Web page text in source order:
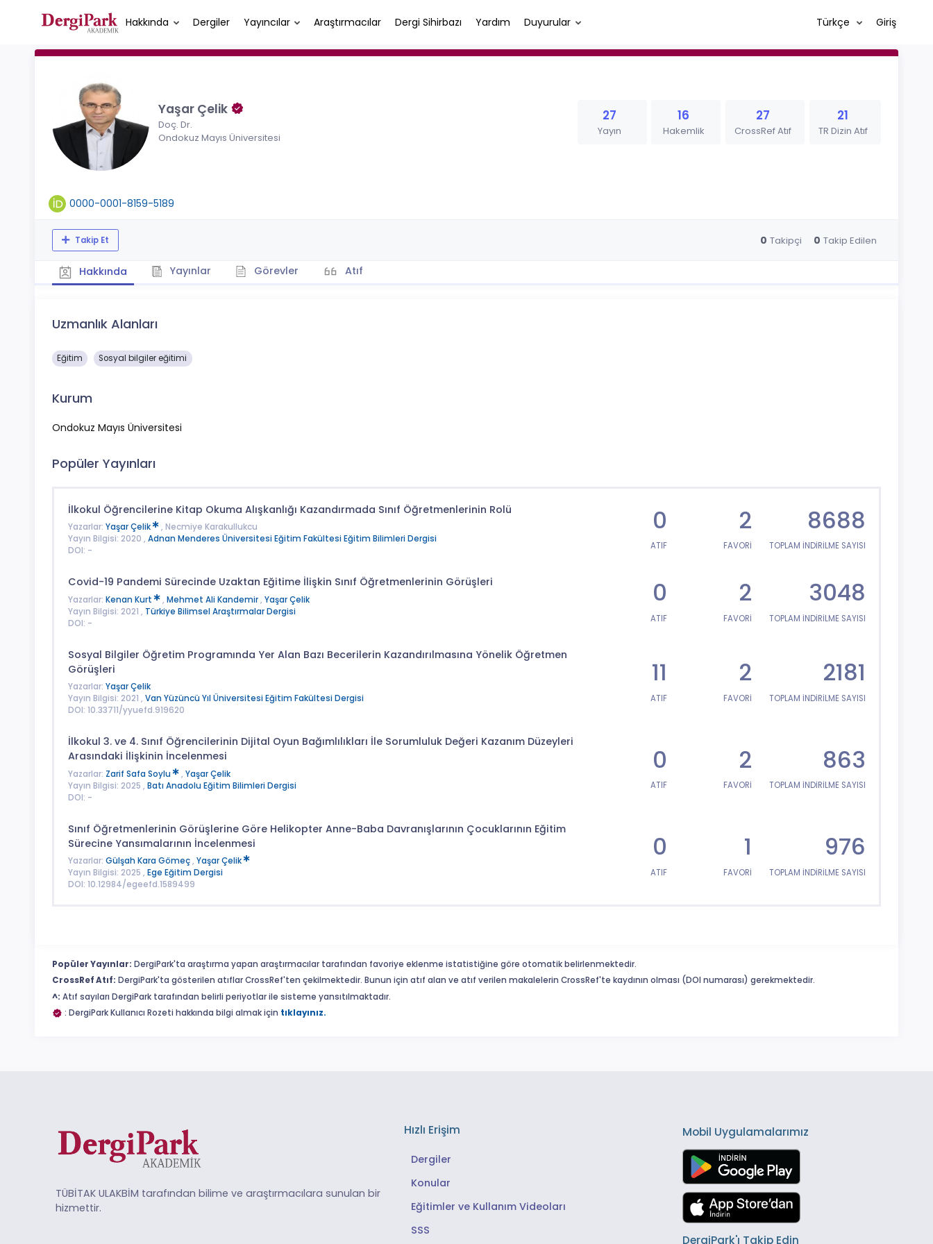
Hakkında Dergiler Yayıncılar Araştırmacılar Dergi Sihirbazı Yardım Duyurular Türkçe Giriş
Yaşar Çelik
Doç. Dr.
Ondokuz Mayıs Üniversitesi
27
Yayın
16
Hakemlik
27
CrossRef Atıf
21
TR Dizin Atıf
0000-0001-8159-5189
Takip Et 0 Takipçi 0 Takip Edilen
Hakkında Yayınlar Görevler Atıf
Uzmanlık Alanları
Eğitim Sosyal bilgiler eğitimi
Kurum
Ondokuz Mayıs Üniversitesi
Popüler Yayınları
İlkokul Öğrencilerine Kitap Okuma Alışkanlığı Kazandırmada Sınıf Öğretmenlerinin Rolü
Yazarlar: Yaşar Çelik
, Necmiye Karakullukcu
Yayın Bilgisi: 2020 , Adnan Menderes Üniversitesi Eğitim Fakültesi Eğitim Bilimleri Dergisi
DOI: -
0
ATIF
2
FAVORİ
8688
TOPLAM İNDİRİLME SAYISI
Covid-19 Pandemi Sürecinde Uzaktan Eğitime İlişkin Sınıf Öğretmenlerinin Görüşleri
Yazarlar: Kenan Kurt , Mehmet Ali Kandemir, Yaşar Çelik
Yayın Bilgisi: 2021 , Türkiye Bilimsel Araştırmalar Dergisi
DOI: -
0
ATIF
2
FAVORİ
3048
TOPLAM İNDİRİLME SAYISI
Sosyal Bilgiler Öğretim Programında Yer Alan Bazı Becerilerin Kazandırılmasına Yönelik Öğretmen
Görüşleri
Yazarlar: Yaşar Çelik
Yayın Bilgisi: 2021 , Van Yüzüncü Yıl Üniversitesi Eğitim Fakültesi Dergisi
DOI: 10.33711/yyuefd.919620
11
ATIF
2
FAVORİ
2181
TOPLAM İNDİRİLME SAYISI
İlkokul 3. ve 4. Sınıf Öğrencilerinin Dijital Oyun Bağımlılıkları İle Sorumluluk Değeri Kazanım Düzeyleri
Arasındaki İlişkinin İncelenmesi
Yazarlar: Zarif Safa Soylu , Yaşar Çelik
Yayın Bilgisi: 2025 , Batı Anadolu Eğitim Bilimleri Dergisi
DOI: -
0
ATIF
2
FAVORİ
863
TOPLAM İNDİRİLME SAYISI
Sınıf Öğretmenlerinin Görüşlerine Göre Helikopter Anne-Baba Davranışlarının Çocuklarının Eğitim
‎Sürecine Yansımalarının İncelenmesi
Yazarlar: Gülşah Kara Gömeç, Yaşar Çelik
Yayın Bilgisi: 2025 , Ege Eğitim Dergisi
DOI: 10.12984/egeefd.1589499
0
ATIF
1
FAVORİ
976
TOPLAM İNDİRİLME SAYISI
Popüler Yayınlar: DergiPark'ta araştırma yapan araştırmacılar tarafından favoriye eklenme istatistiğine göre otomatik belirlenmektedir.
CrossRef Atıf: DergiPark'ta gösterilen atıflar CrossRef'ten çekilmektedir. Bunun için atıf alan ve atıf verilen makalelerin CrossRef'te kaydının olması (DOI numarası) gerekmektedir.
^: Atıf sayıları DergiPark tarafından belirli periyotlar ile sisteme yansıtılmaktadır.
: DergiPark Kullanıcı Rozeti hakkında bilgi almak için tıklayınız.
TÜBİTAK ULAKBİM tarafından bilime ve araştırmacılara sunulan bir
hizmettir.
Hızlı Erişim
Dergiler
Konular
Eğitimler ve Kullanım Videoları
SSS
Mobil Uygulamalarımız
DergiPark'ı Takip Edin